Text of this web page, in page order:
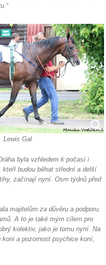
Lewis Gal
byla vzhledem k počasí i
kteří budou běhat střední a delší
začínají nyní. Osm týdnů před
majitelům za důvěru a podporu.
A to je také mým cílem pro
kolektiv, jako je tomu nyní. Na
a pozornost psychice koní,